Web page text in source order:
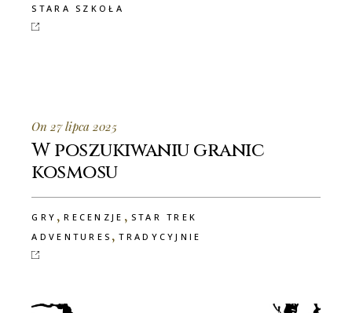
STARA SZKOŁA
On 27 lipca 2025
W poszukiwaniu granic
kosmosu
GRY ,RECENZJE , STAR TREK
ADVENTURES ,TRADYCYJNIE